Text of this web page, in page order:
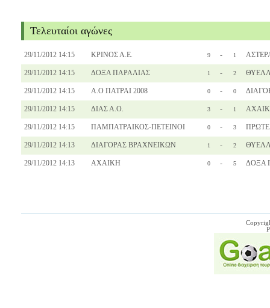
Τελευταίοι αγώνες
29/11/2012 14:15 ΚΡΙΝΟΣ Α.Ε. 9 - 1
29/11/2012 14:15 ΔΟΞΑ ΠΑΡΑΛΙΑΣ 1 - 2
29/11/2012 14:15 Α.Ο ΠΑΤΡΑΙ 2008 0 - 0
29/11/2012 14:15 ΔΙΑΣ Α.Ο. 3 - 1
29/11/2012 14:15 ΠΑΜΠΑΤΡΑΙΚΟΣ-ΠΕΤΕΙΝΟΙ 0 - 3
29/11/2012 14:13 ΔΙΑΓΟΡΑΣ ΒΡΑΧΝΕΙΚΩΝ 1 - 2
29/11/2012 14:13 ΑΧΑΙΚΗ 0 - 5 ΔΟΞΑ